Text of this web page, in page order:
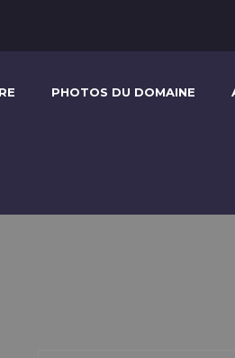
PHOTOS DU DOMAINE